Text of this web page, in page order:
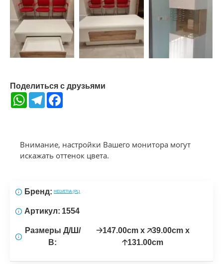
Поделиться с друзьями
WhatsAppTelegram
Внимание, настройки Вашего монитора могут
искажать оттенок цвета.
Бренд: HELVETIA (PL)
Артикул: 1554
Размеры Д/Ш/
В:
🡢147.00cm x 🡥39.00cm x
🡡131.00cm